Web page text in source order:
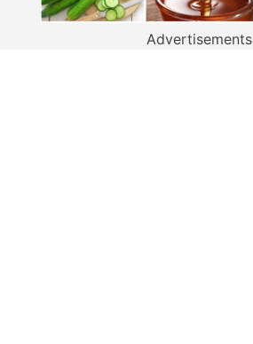
Advertisements